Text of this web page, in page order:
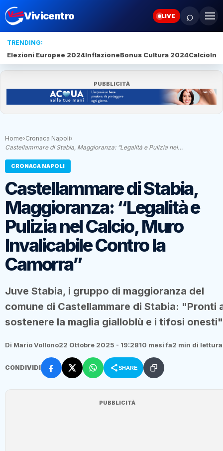
Vivicentro LIVE ⌕
TRENDING:
Elezioni Europee 2024InflazioneBonus Cultura 2024Calcio
PUBBLICITÀ
Home›Cronaca Napoli›
Castellammare di Stabia, Maggioranza: “Legalità e Pulizia nel…
CRONACA NAPOLI
Castellammare di Stabia,
Maggioranza: “Legalità e
Pulizia nel Calcio, Muro
Invalicabile Contro la
Camorra”
Juve Stabia, i gruppo di maggioranza del
comune di Castellammare di Stabia: "Pronti
sostenere la maglia gialloblù e i tifosi onesti"
Di Mario Vollono22 Ottobre 2025 - 19:2810 mesi fa2 min di lettura
CONDIVIDI SHARE
PUBBLICITÀ